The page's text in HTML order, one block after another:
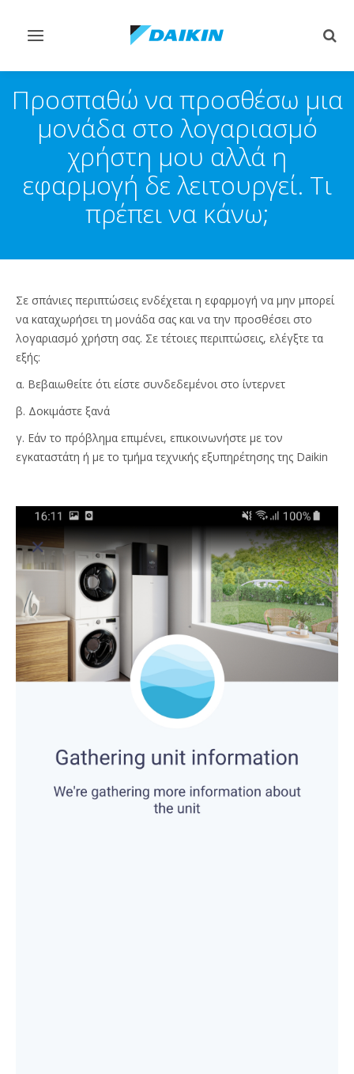
Εναλλαγή
πλοήγηση
Προσπαθώ να προσθέσω μια
μονάδα στο λογαριασμό
χρήστη μου αλλά η
εφαρμογή δε λειτουργεί. Τι
πρέπει να κάνω;
Σε σπάνιες περιπτώσεις ενδέχεται η εφαρμογή να μην μπορεί
να καταχωρήσει τη μονάδα σας και να την προσθέσει στο
λογαριασμό χρήστη σας. Σε τέτοιες περιπτώσεις, ελέγξτε τα
εξής:
α. Βεβαιωθείτε ότι είστε συνδεδεμένοι στο ίντερνετ
β. Δοκιμάστε ξανά
γ. Εάν το πρόβλημα επιμένει, επικοινωνήστε με τον
εγκαταστάτη ή με το τμήμα τεχνικής εξυπηρέτησης της Daikin